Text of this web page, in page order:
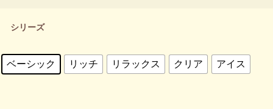
シリーズ
ベーシック リッチ リラックス クリア アイス